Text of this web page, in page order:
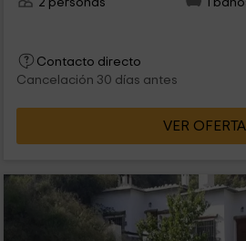
Contacto directo
Cancelación 30 días antes
VER OFERTA